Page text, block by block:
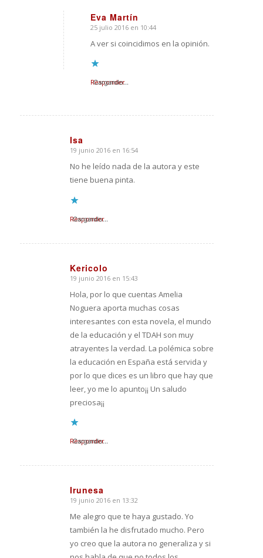
Eva Martín
Dice:
25 julio 2016 en 10:44
A ver si coincidimos en la opinión.
Cargando...
Responder
Isa
Dice:
19 junio 2016 en 16:54
No he leído nada de la autora y este
tiene buena pinta.
Cargando...
Responder
Kericolo
Dice:
19 junio 2016 en 15:43
Hola, por lo que cuentas Amelia
Noguera aporta muchas cosas
interesantes con esta novela, el mundo
de la educación y el TDAH son muy
atrayentes la verdad. La polémica sobre
la educación en España está servida y
por lo que dices es un libro que hay que
leer, yo me lo apunto¡¡ Un saludo
preciosa¡¡
Cargando...
Responder
Irunesa
Dice:
19 junio 2016 en 13:32
Me alegro que te haya gustado. Yo
también la he disfrutado mucho. Pero
yo creo que la autora no generaliza y si